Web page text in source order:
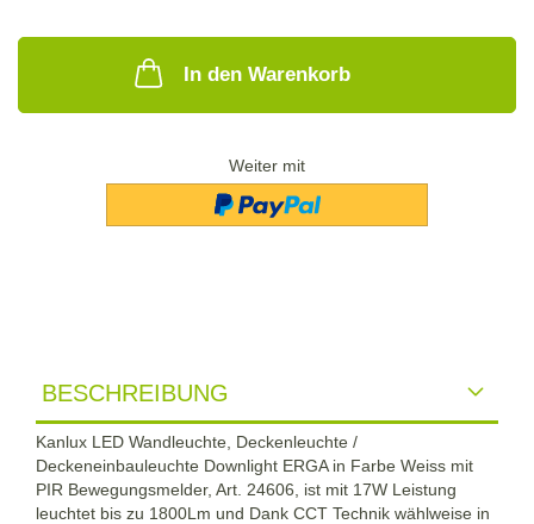
In den Warenkorb
Weiter mit
BESCHREIBUNG
Kanlux LED Wandleuchte, Deckenleuchte /
Deckeneinbauleuchte Downlight ERGA in Farbe Weiss mit
PIR Bewegungsmelder, Art. 24606, ist mit 17W Leistung
leuchtet bis zu 1800Lm und Dank CCT Technik wählweise in